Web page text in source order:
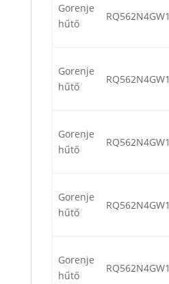
Gorenje
hűtő
RQ562N4GW1
Gorenje
hűtő
RQ562N4GW1
Gorenje
hűtő
RQ562N4GW1
Gorenje
hűtő
RQ562N4GW1
Gorenje
hűtő
RQ562N4GW1